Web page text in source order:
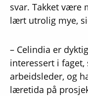
svar. Takket være
lært utrolig mye,
– Celindia er
interessert i faget,
arbeidsleder, og
læretida på